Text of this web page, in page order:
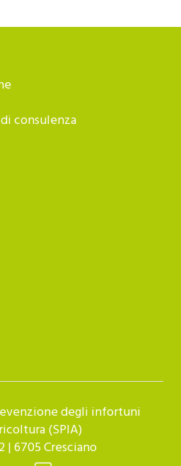
consulenza
degli infortuni
(SPIA)
| 6705 Cresciano